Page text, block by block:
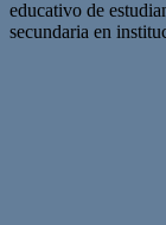
educativo de
secundaria en